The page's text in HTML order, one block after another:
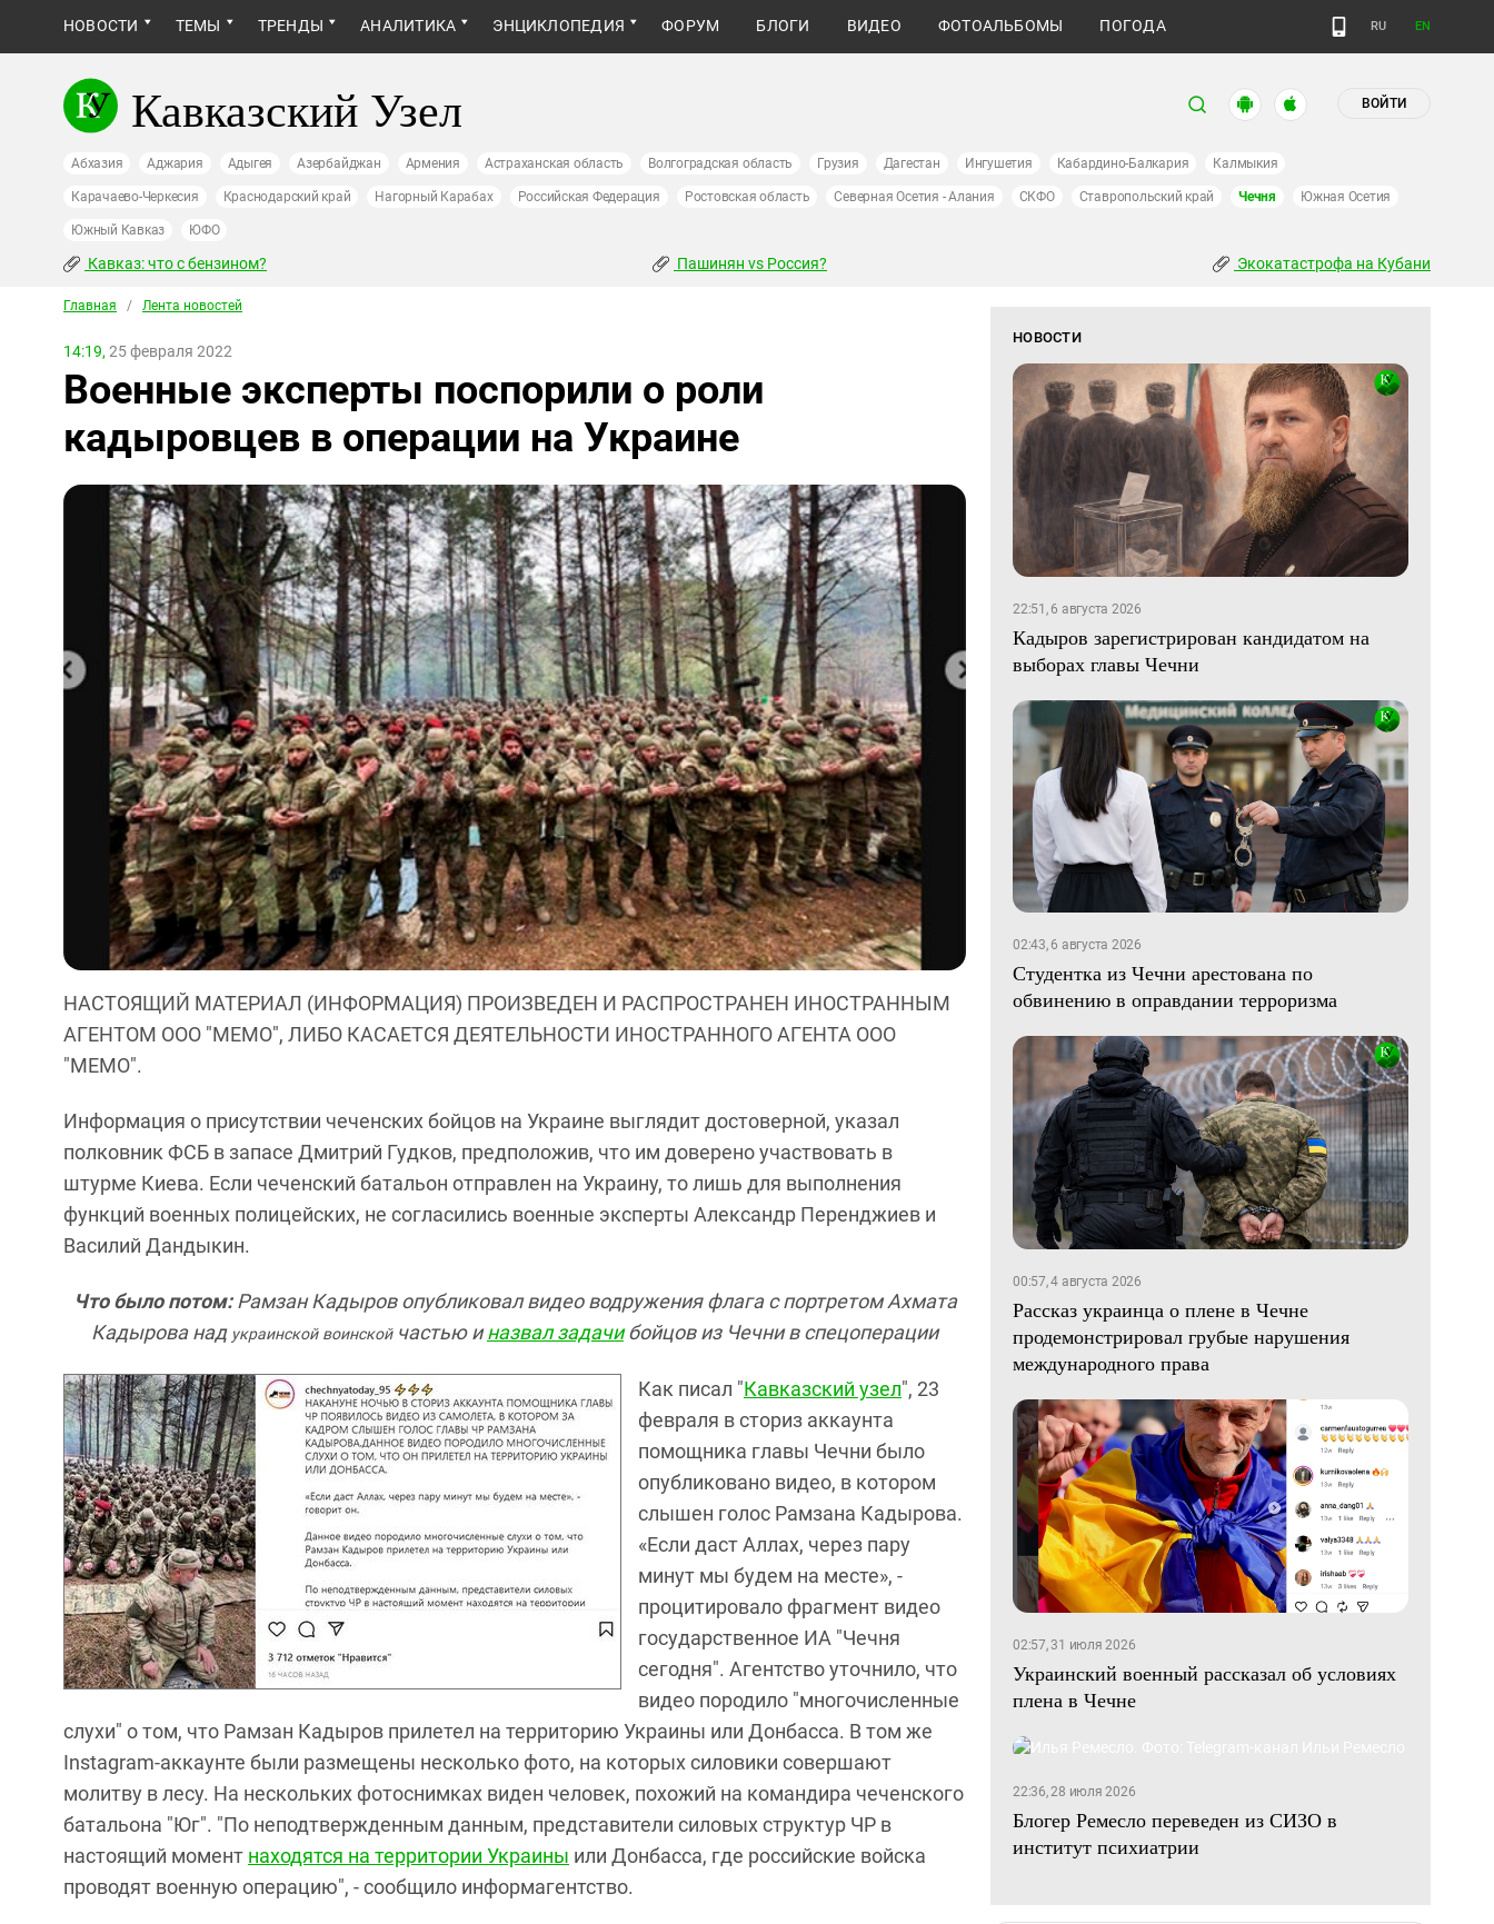
НОВОСТИ ТЕМЫ ТРЕНДЫ АНАЛИТИКА ЭНЦИКЛОПЕДИЯ ФОРУМ БЛОГИ ВИДЕО ФОТОАЛЬБОМЫ ПОГОДА RU EN
Кавказский Узел ВОЙТИ
Абхазия Аджария Адыгея Азербайджан Армения Астраханская область Волгоградская область Грузия Дагестан Ингушетия Кабардино-Балкария Калмыкия
Карачаево-Черкесия Краснодарский край Нагорный Карабах Российская Федерация Ростовская область Северная Осетия - Алания СКФО Ставропольский край Чечня Южная Осетия
Южный Кавказ ЮФО
Кавказ: что с бензином? Пашинян vs Россия? Экокатастрофа на Кубани
Главная / Лента новостей
14:19, 25 февраля 2022
Военные эксперты поспорили о роли
кадыровцев в операции на Украине
НАСТОЯЩИЙ МАТЕРИАЛ (ИНФОРМАЦИЯ) ПРОИЗВЕДЕН И РАСПРОСТРАНЕН ИНОСТРАННЫМ
АГЕНТОМ ООО "МЕМО", ЛИБО КАСАЕТСЯ ДЕЯТЕЛЬНОСТИ ИНОСТРАННОГО АГЕНТА ООО
"МЕМО".
Информация о присутствии чеченских бойцов на Украине выглядит достоверной, указал
полковник ФСБ в запасе Дмитрий Гудков, предположив, что им доверено участвовать в
штурме Киева. Если чеченский батальон отправлен на Украину, то лишь для выполнения
функций военных полицейских, не согласились военные эксперты Александр Перенджиев и
Василий Дандыкин.
Что было потом:Рамзан Кадыров опубликовал видео водружения флага с портретом Ахмата
Кадырова над украинской воинскойчастью иназвал задачибойцов из Чечни в спецоперации
Как писал "Кавказский узел", 23
февраля в сториз аккаунта
помощника главы Чечни было
опубликовано видео, в котором
слышен голос Рамзана Кадырова.
«Если даст Аллах, через пару
минут мы будем на месте», -
процитировало фрагмент видео
государственное ИА "Чечня
сегодня". Агентство уточнило, что
видео породило "многочисленные
слухи" о том, что Рамзан Кадыров прилетел на территорию Украины или Донбасса. В том же
Instаgram-аккаунте были размещены несколько фото, на которых силовики совершают
молитву в лесу. На нескольких фотоснимках виден человек, похожий на командира чеченского
батальона "Юг". "По неподтвержденным данным, представители силовых структур ЧР в
настоящий момент находятся на территории Украины или Донбасса, где российские войска
проводят военную операцию", - сообщило информагентство.
НОВОСТИ
22:51, 6 августа 2026
Кадыров зарегистрирован кандидатом на
выборах главы Чечни
02:43, 6 августа 2026
Студентка из Чечни арестована по
обвинению в оправдании терроризма
00:57, 4 августа 2026
Рассказ украинца о плене в Чечне
продемонстрировал грубые нарушения
международного права
02:57, 31 июля 2026
Украинский военный рассказал об условиях
плена в Чечне
22:36, 28 июля 2026
Блогер Ремесло переведен из СИЗО в
институт психиатрии